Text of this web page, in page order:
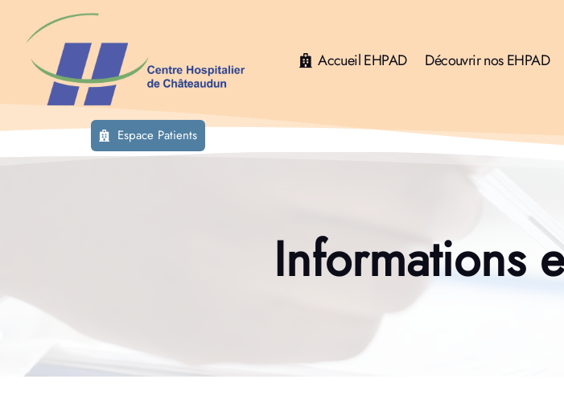
Accueil EHPAD Découvrir nos EHPAD
Espace Patients
Informations